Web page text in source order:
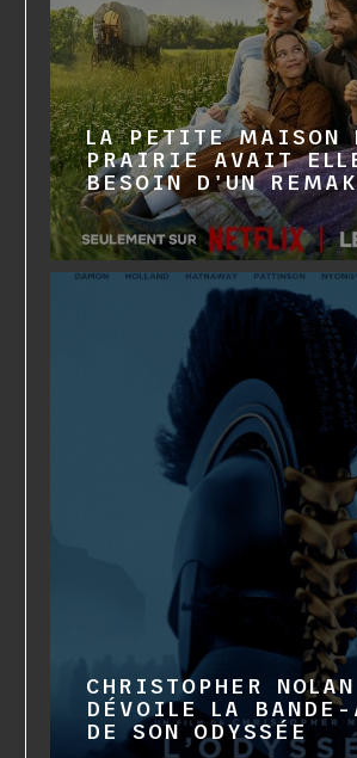
LA PETITE MAISON
PRAIRIE AVAIT
BESOIN D'UN
CHRISTOPHER NOLAN
DÉVOILE LA BANDE-
DE SON ODYSSÉE